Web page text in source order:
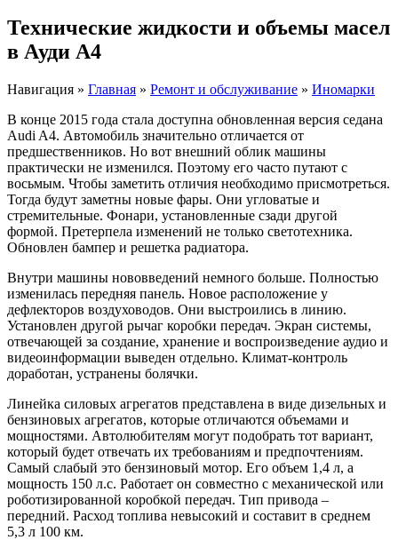
Технические жидкости и объемы масел
в Ауди А4
Навигация » Главная » Ремонт и обслуживание » Иномарки
В конце 2015 года стала доступна обновленная версия седана
Audi A4. Автомобиль значительно отличается от
предшественников. Но вот внешний облик машины
практически не изменился. Поэтому его часто путают с
восьмым. Чтобы заметить отличия необходимо присмотреться.
Тогда будут заметны новые фары. Они угловатые и
стремительные. Фонари, установленные сзади другой
формой. Претерпела изменений не только светотехника.
Обновлен бампер и решетка радиатора.
Внутри машины нововведений немного больше. Полностью
изменилась передняя панель. Новое расположение у
дефлекторов воздуховодов. Они выстроились в линию.
Установлен другой рычаг коробки передач. Экран системы,
отвечающей за создание, хранение и воспроизведение аудио и
видеоинформации выведен отдельно. Климат-контроль
доработан, устранены болячки.
Линейка силовых агрегатов представлена в виде дизельных и
бензиновых агрегатов, которые отличаются объемами и
мощностями. Автолюбителям могут подобрать тот вариант,
который будет отвечать их требованиям и предпочтениям.
Самый слабый это бензиновый мотор. Его объем 1,4 л, а
мощность 150 л.с. Работает он совместно с механической или
роботизированной коробкой передач. Тип привода –
передний. Расход топлива невысокий и составит в среднем
5,3 л 100 км.